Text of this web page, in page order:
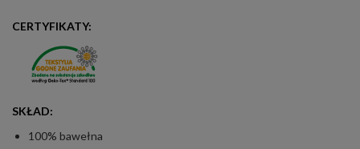
CERTYFIKATY:
SKŁAD:
100% bawełna